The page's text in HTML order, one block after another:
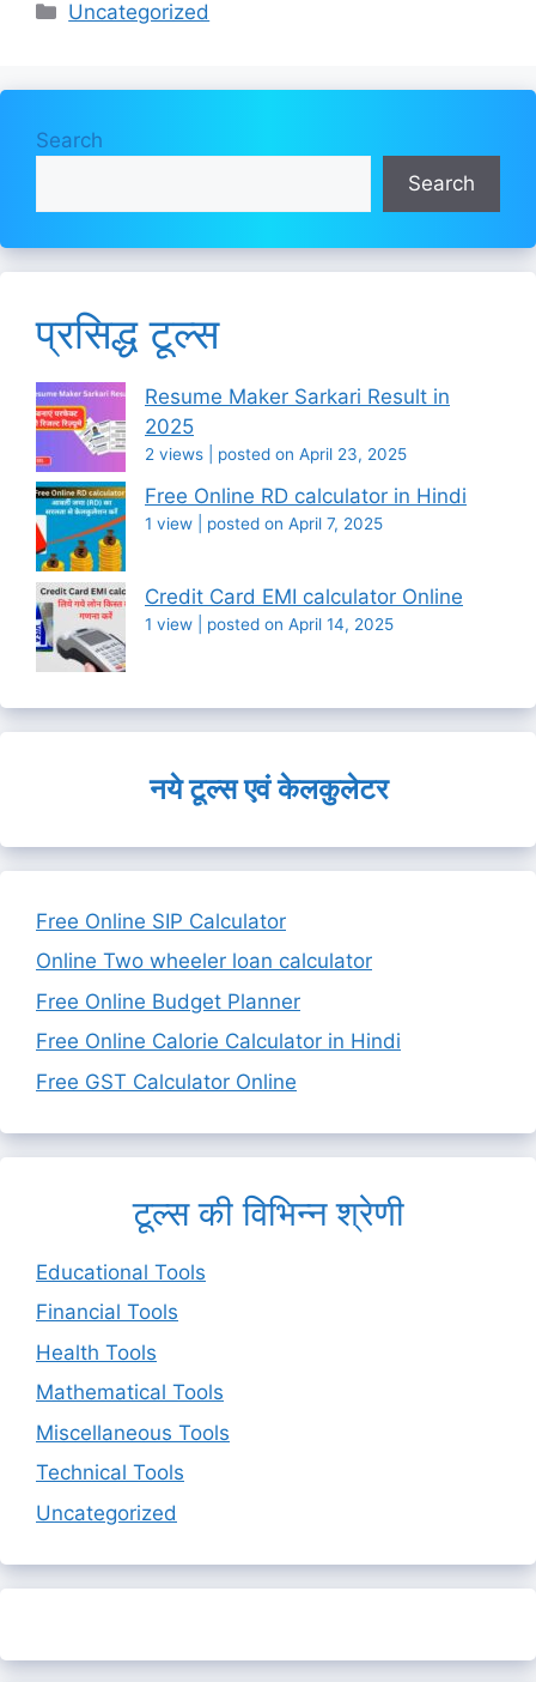
Categories
Uncategorized
Search
Search
प्रसिद्ध टूल्स
Resume Maker Sarkari Result in
2025
2 views posted on April 23, 2025
Free Online RD calculator in Hindi
1 view posted on April 7, 2025
Credit Card EMI calculator Online
1 view posted on April 14, 2025
नये टूल्स एवं केलकुलेटर
Free Online SIP Calculator
Online Two wheeler loan calculator
Free Online Budget Planner
Free Online Calorie Calculator in Hindi
Free GST Calculator Online
टूल्स की विभिन्न श्रेणी
Educational Tools
Financial Tools
Health Tools
Mathematical Tools
Miscellaneous Tools
Technical Tools
Uncategorized